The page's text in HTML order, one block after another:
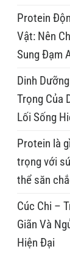
Protein
Vật: Nên
Sung Đạm
Dinh
Trọng Của
Lối Sống
Protein là
trọng với
thể săn
Cúc Chi –
Giãn Và
Hiện Đại